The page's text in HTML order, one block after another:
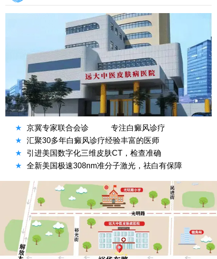
★ 京冀专家联合会诊
专注白癜风诊疗
★
汇聚30多年白癜风诊疗经验丰富的医师
★
引进美国数字化三维皮肤CT，检查准确
★
全新美国极速308nm准分子激光，祛白有保障